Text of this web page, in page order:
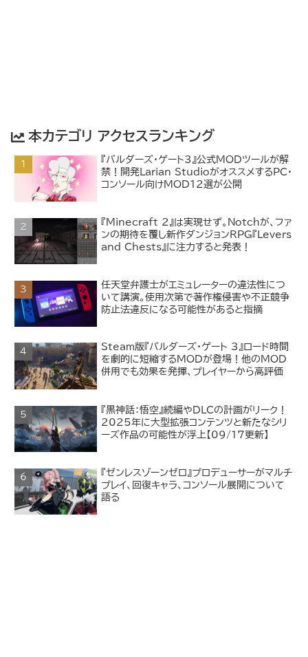
本カテゴリ アクセスランキング
『バルダーズ・ゲート3』公式MODツールが解
禁！開発Larian StudioがオススメするPC・
コンソール向けMOD12選が公開
『Minecraft 2』は実現せず。Notchが、ファ
ンの期待を覆し新作ダンジョンRPG『Levers
and Chests』に注力すると発表！
任天堂弁護士がエミュレーターの違法性につ
いて講演。使用次第で著作権侵害や不正競争
防止法違反になる可能性があると指摘
Steam版『バルダーズ・ゲート 3』ロード時間
を劇的に短縮するMODが登場！他のMOD
併用でも効果を発揮、プレイヤーから高評価
『黒神話：悟空』続編やDLCの計画がリーク！
2025年に大型拡張コンテンツと新たなシリ
ーズ作品の可能性が浮上【09/17更新】
『ゼンレスゾーンゼロ』プロデューサーがマルチ
プレイ、回復キャラ、コンソール展開について
語る